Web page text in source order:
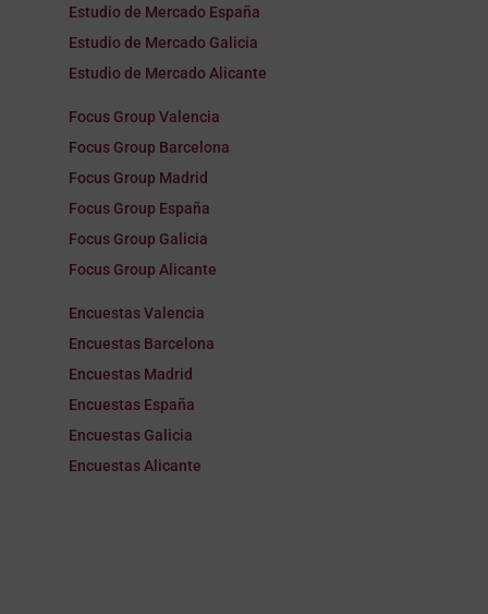
Estudio de Mercado España
Estudio de Mercado Galicia
Estudio de Mercado Alicante
Focus Group Valencia
Focus Group Barcelona
Focus Group Madrid
Focus Group España
Focus Group Galicia
Focus Group Alicante
Encuestas Valencia
Encuestas Barcelona
Encuestas Madrid
Encuestas España
Encuestas Galicia
Encuestas Alicante